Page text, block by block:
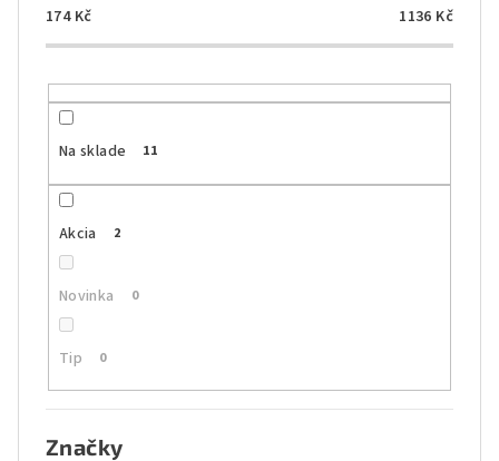
174Kč 1136 Kč
Na sklade 11
Akcia 2
Novinka 0
Tip 0
Značky